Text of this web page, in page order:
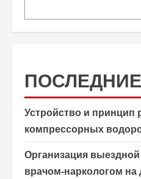
Устройство и принцип
компрессорных
Организация выездной
врачом-наркологом на